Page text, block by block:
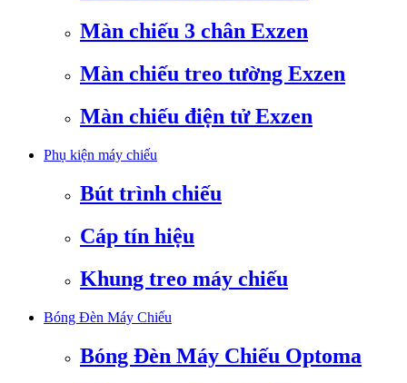
Màn chiếu 3 chân Exzen
Màn chiếu treo tường Exzen
Màn chiếu điện tử Exzen
Phụ kiện máy chiếu
Bút trình chiếu
Cáp tín hiệu
Khung treo máy chiếu
Bóng Đèn Máy Chiếu
Bóng Đèn Máy Chiếu Optoma